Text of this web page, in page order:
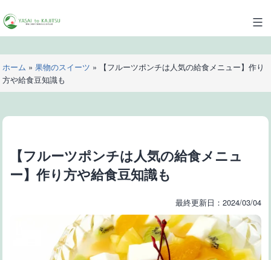
ン
テ
ツ
へ
ス
ッ
YASAI
to
KAJITSU
ホーム » 果物のスイーツ »
【フルーツポンチは人気の給食メニュー】作り
方や給食豆知識も
【フルーツポンチは人気の給食メニュ
ー】作り方や給食豆知識も
最終更新日：2024/03/04